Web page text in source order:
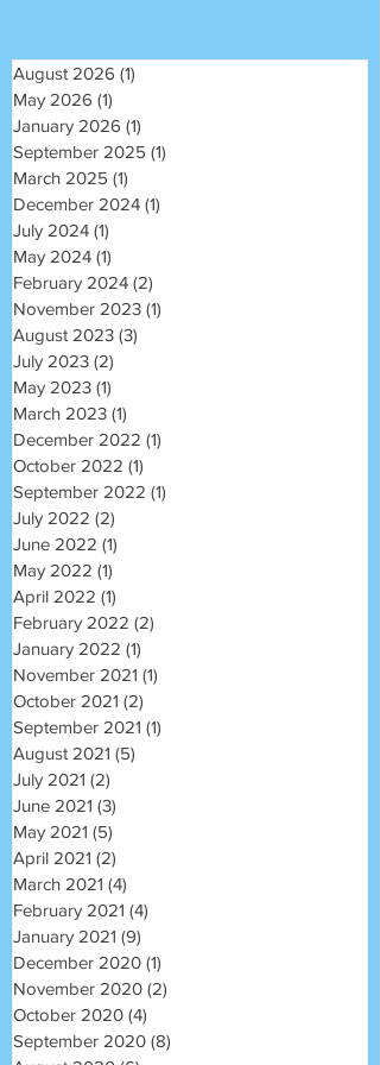
August 2026 (1)
May 2026 (1)
January 2026 (1)
September 2025 (1)
March 2025 (1)
December 2024 (1)
July 2024 (1)
May 2024 (1)
February 2024 (2)
November 2023 (1)
August 2023 (3)
July 2023 (2)
May 2023 (1)
March 2023 (1)
December 2022 (1)
October 2022 (1)
September 2022 (1)
July 2022 (2)
June 2022 (1)
May 2022 (1)
April 2022 (1)
February 2022 (2)
January 2022 (1)
November 2021 (1)
October 2021 (2)
September 2021 (1)
August 2021 (5)
July 2021 (2)
June 2021 (3)
May 2021 (5)
April 2021 (2)
March 2021 (4)
February 2021 (4)
January 2021 (9)
December 2020 (1)
November 2020 (2)
October 2020 (4)
September 2020 (8)